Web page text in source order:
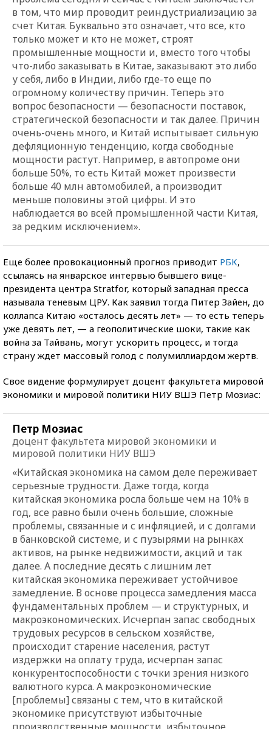
в том, что мир проводит реиндустриализацию за
счет Китая. Буквально это означает, что все, кто
только может и кто не может, строят
промышленные мощности и, вместо того чтобы
что-либо заказывать в Китае, заказывают это либо
у себя, либо в Индии, либо где-то еще по
огромному количеству причин. Теперь это
вопрос безопасности — безопасности поставок,
стратегической безопасности и так далее. Причин
очень-очень много, и Китай испытывает сильную
дефляционную тенденцию, когда свободные
мощности растут. Например, в автопроме они
больше 50%, то есть Китай может произвести
больше 40 млн автомобилей, а производит
меньше половины этой цифры. И это
наблюдается во всей промышленной части Китая,
за редким исключением».
Еще более провокационный прогноз приводит РБК,
ссылаясь на январское интервью бывшего вице-
президента центра Stratfor, который западная пресса
называла теневым ЦРУ. Как заявил тогда Питер Зайен, до
коллапса Китаю «осталось десять лет» — то есть теперь
уже девять лет, — а геополитические шоки, такие как
война за Тайвань, могут ускорить процесс, и тогда
страну ждет массовый голод с полумиллиардом жертв.
Свое видение формулирует доцент факультета мировой
экономики и мировой политики НИУ ВШЭ Петр Мозиас:
Петр Мозиас
доцент факультета мировой экономики и
мировой политики НИУ ВШЭ
«Китайская экономика на самом деле переживает
серьезные трудности. Даже тогда, когда
китайская экономика росла больше чем на 10% в
год, все равно были очень большие, сложные
проблемы, связанные и с инфляцией, и с долгами
в банковской системе, и с пузырями на рынках
активов, на рынке недвижимости, акций и так
далее. А последние десять с лишним лет
китайская экономика переживает устойчивое
замедление. В основе процесса замедления масса
фундаментальных проблем — и структурных, и
макроэкономических. Исчерпан запас свободных
трудовых ресурсов в сельском хозяйстве,
происходит старение населения, растут
издержки на оплату труда, исчерпан запас
конкурентоспособности с точки зрения низкого
валютного курса. А макроэкономические
[проблемы] связаны с тем, что в китайской
экономике присутствуют избыточные